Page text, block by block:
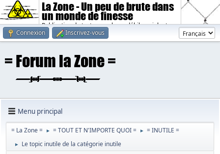
La Zone - Un peu de brute dans
un monde de finesse
Publication de textes sombres, débiles, violents.
Connexion
Inscrivez-vous
Menu principal
= La Zone = ► = TOUT ET N'IMPORTE QUOI = ► = INUTILE =
► Le topic inutile de la catégorie inutile